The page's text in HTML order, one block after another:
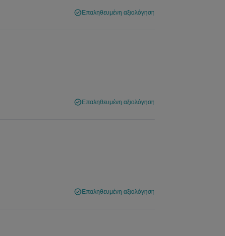
Επαληθευμένη αξιολόγηση
Επαληθευμένη αξιολόγηση
Επαληθευμένη αξιολόγηση